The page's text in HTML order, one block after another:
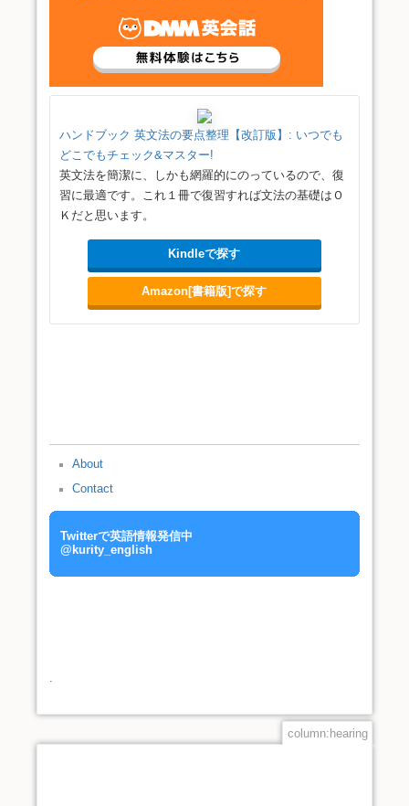
ハンドブック 英文法の要点整理【改訂版】: いつでも
どこでもチェック&マスター!
英文法を簡潔に、しかも網羅的にのっているので、復
習に最適です。これ１冊で復習すれば文法の基礎はＯ
Ｋだと思います。
Kindleで探す
Amazon[書籍版]で探す
About
Contact
Twitterで英語情報発信中
@kurity_english
.
column:hearing